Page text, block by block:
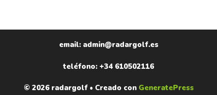
email: admin@radargolf.es
teléfono: +34 610502116
© 2026 radargolf• Creado con GeneratePress